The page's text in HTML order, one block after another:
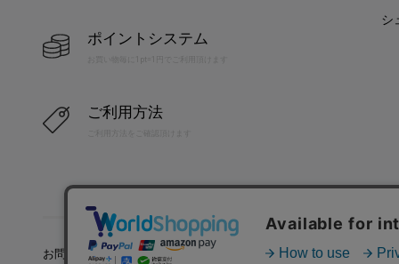
ポイントシステム
お買い物毎に1pt=1円でご利用頂けます
ご利用方法
シ
お問い合わせ 利用規約 特定商取引法に基づく表記 プラ